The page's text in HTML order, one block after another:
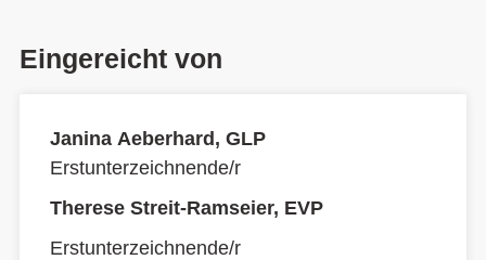
Eingereicht von
Janina Aeberhard, GLP
Erstunterzeichnende/r
Therese Streit-Ramseier, EVP
Erstunterzeichnende/r